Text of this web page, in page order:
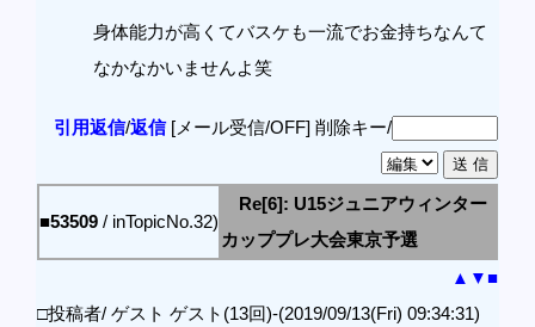
身体能力が高くてバスケも一流でお金持ちなんて
なかなかいませんよ笑
引用返信/返信[メール受信/OFF] 削除キー/
■53509 / inTopicNo.32)
Re[6]: U15ジュニアウィンター
カッププレ大会東京予選
▲ ▼■
□投稿者/ ゲスト ゲスト(13回)-(2019/09/13(Fri) 09:34:31)